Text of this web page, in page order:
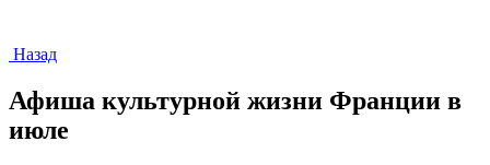
Назад
Афиша культурной жизни Франции в
июле